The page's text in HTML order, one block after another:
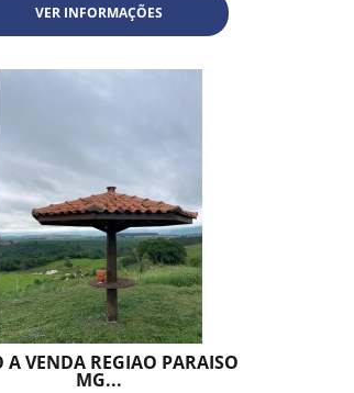
VER INFORMAÇÕES
A VENDA REGIAO PARAISO
MG...